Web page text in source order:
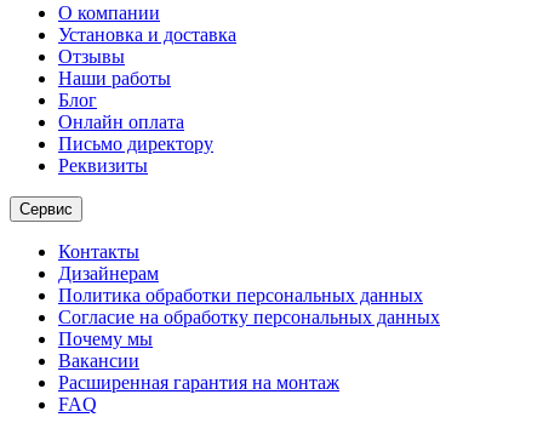
О компании
Установка и доставка
Отзывы
Наши работы
Блог
Онлайн оплата
Письмо директору
Реквизиты
Сервис
Контакты
Дизайнерам
Политика обработки персональных данных
Согласие на обработку персональных данных
Почему мы
Вакансии
Расширенная гарантия на монтаж
FAQ